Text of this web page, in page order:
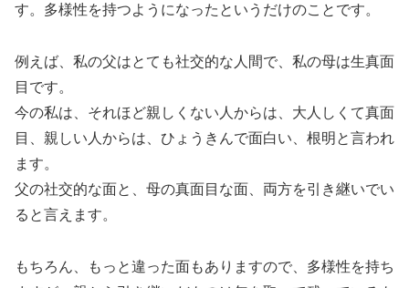
す。多様性を持つようになったというだけのことです。
例えば、私の父はとても社交的な人間で、私の母は生真面
目です。
今の私は、それほど親しくない人からは、大人しくて真面
目、親しい人からは、ひょうきんで面白い、根明と言われ
ます。
父の社交的な面と、母の真面目な面、両方を引き継いでい
ると言えます。
もちろん、もっと違った面もありますので、多様性を持ち